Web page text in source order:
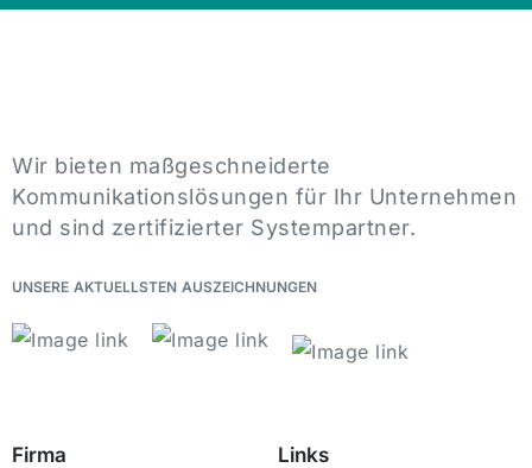
Wir bieten maßgeschneiderte
Kommunikationslösungen für Ihr Unternehmen
und sind zertifizierter Systempartner.
UNSERE AKTUELLSTEN AUSZEICHNUNGEN
Firma Links